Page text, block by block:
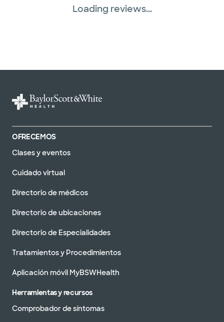
Loading reviews...
OFRECEMOS
Clases y eventos
Cuidado virtual
Directorio de médicos
Directorio de ubicaciones
Directorio de Especialidades
Tratamientos y Procedimientos
Aplicación móvil MyBSWHealth
Herramientas y recursos
Comprobador de síntomas